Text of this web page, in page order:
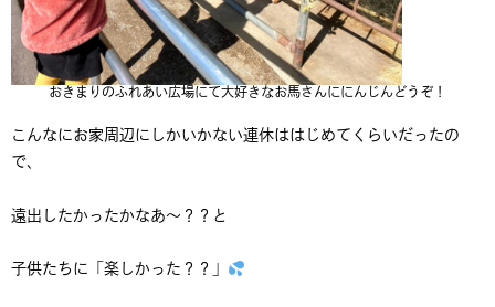
おきまりのふれあい広場にて大好きなお馬さんににんじんどうぞ！
こんなにお家周辺にしかいかない連休ははじめてくらいだったの
で、
遠出したかったかなあ～？？と
子供たちに「楽しかった？？」